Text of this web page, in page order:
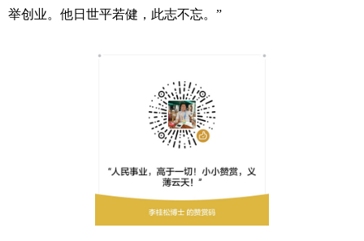
举创业。他日世平若健，此志不忘。”